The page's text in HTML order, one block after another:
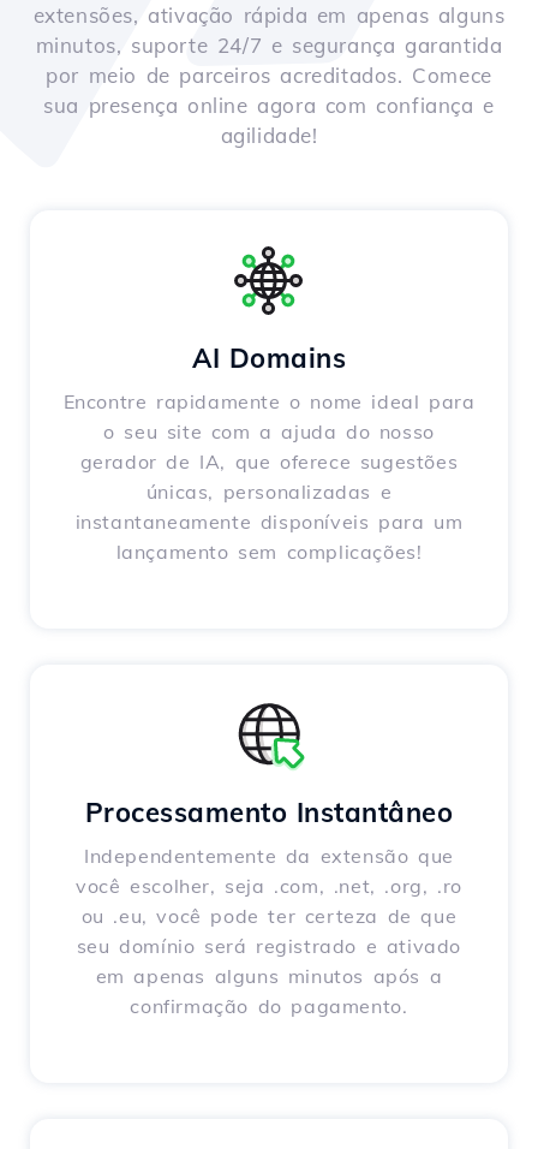
extensões, ativação rápida em apenas alguns
minutos, suporte 24/7 e segurança garantida
por meio de parceiros acreditados. Comece
sua presença online agora com confiança e
agilidade!
AI Domains
Encontre rapidamente o nome ideal para
o seu site com a ajuda do nosso
gerador de IA, que oferece sugestões
únicas, personalizadas e
instantaneamente disponíveis para um
lançamento sem complicações!
Processamento Instantâneo
Independentemente da extensão que
você escolher, seja .com, .net, .org, .ro
ou .eu, você pode ter certeza de que
seu domínio será registrado e ativado
em apenas alguns minutos após a
confirmação do pagamento.